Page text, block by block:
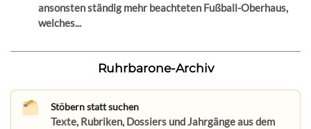
ansonsten ständig mehr beachteten Fußball-Oberhaus,
welches...
Ruhrbarone-Archiv
Stöbern statt suchen
Texte, Rubriken, Dossiers und Jahrgänge aus dem